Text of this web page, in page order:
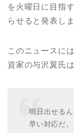
を火曜日に目指
らせると発表しま
このニュースに
資家の与沢翼氏
明日出せるん
早い対応だ。